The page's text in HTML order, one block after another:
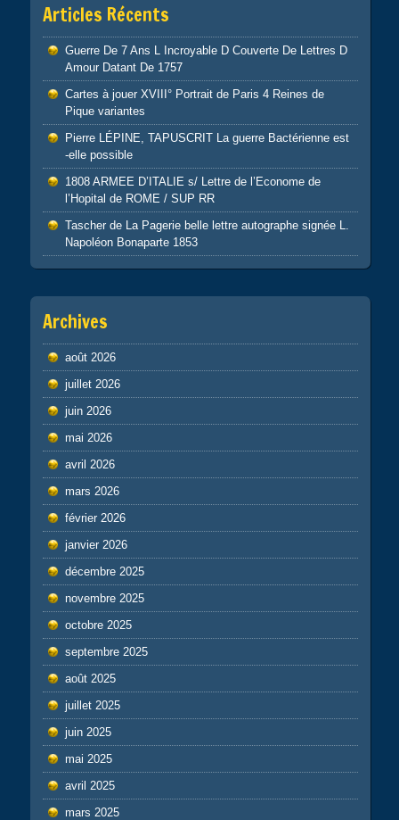
Articles Récents
Guerre De 7 Ans L Incroyable D Couverte De Lettres D
Amour Datant De 1757
Cartes à jouer XVIII° Portrait de Paris 4 Reines de
Pique variantes
Pierre LÉPINE, TAPUSCRIT La guerre Bactérienne est
-elle possible
1808 ARMEE D’ITALIE s/ Lettre de l’Econome de
l’Hopital de ROME / SUP RR
Tascher de La Pagerie belle lettre autographe signée L.
Napoléon Bonaparte 1853
Archives
août 2026
juillet 2026
juin 2026
mai 2026
avril 2026
mars 2026
février 2026
janvier 2026
décembre 2025
novembre 2025
octobre 2025
septembre 2025
août 2025
juillet 2025
juin 2025
mai 2025
avril 2025
mars 2025